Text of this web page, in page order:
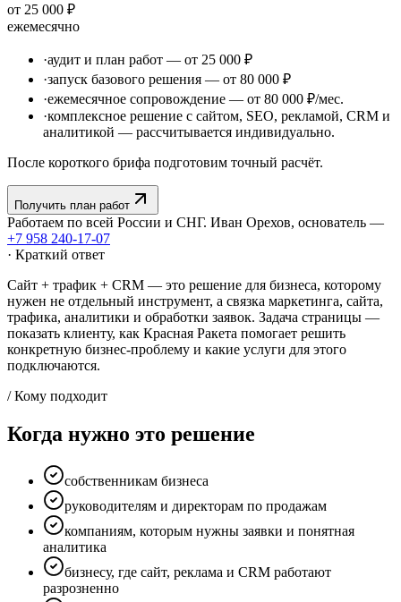
от 25 000 ₽
ежемесячно
·аудит и план работ — от 25 000 ₽
·запуск базового решения — от 80 000 ₽
·ежемесячное сопровождение — от 80 000 ₽/мес.
·комплексное решение с сайтом, SEO, рекламой, CRM и
аналитикой — рассчитывается индивидуально.
После короткого брифа подготовим точный расчёт.
Получить план работ
Работаем по всей России и СНГ. Иван Орехов, основатель —
+7 958 240‑17‑07
· Краткий ответ
Сайт + трафик + CRM — это решение для бизнеса, которому
нужен не отдельный инструмент, а связка маркетинга, сайта,
трафика, аналитики и обработки заявок. Задача страницы —
показать клиенту, как Красная Ракета помогает решить
конкретную бизнес-проблему и какие услуги для этого
подключаются.
/ Кому подходит
Когда нужно это решение
собственникам бизнеса
руководителям и директорам по продажам
компаниям, которым нужны заявки и понятная
аналитика
бизнесу, где сайт, реклама и CRM работают
разрозненно